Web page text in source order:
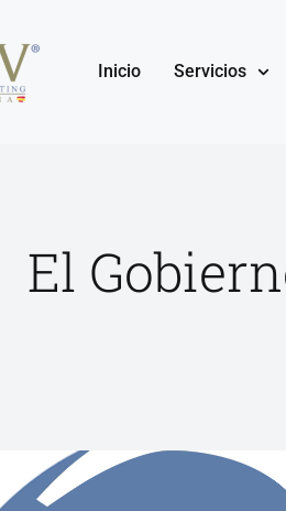
Inicio Servicios
El